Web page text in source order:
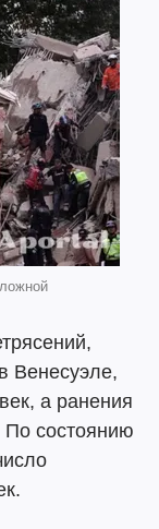
Венесуэле,
а ранения
По состоянию